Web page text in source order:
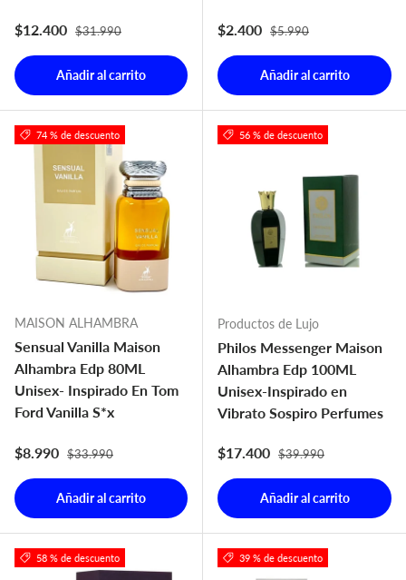
Precio de venta
$12.400 Precio normal
$31.990
Añadir al carrito
Precio de venta
$2.400 Precio normal
$5.990
Añadir al carrito
74 % de descuento
MAISON ALHAMBRA
Sensual Vanilla Maison
Alhambra Edp 80ML
Unisex- Inspirado En Tom
Ford Vanilla S*x
Precio de venta
$8.990 Precio normal
$33.990
Añadir al carrito
56 % de descuento
Productos de Lujo
Philos Messenger Maison
Alhambra Edp 100ML
Unisex-Inspirado en
Vibrato Sospiro Perfumes
Precio de venta
$17.400 Precio normal
$39.990
Añadir al carrito
58 % de descuento 39 % de descuento